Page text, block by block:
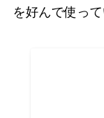
を好んで使っ